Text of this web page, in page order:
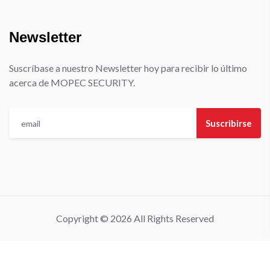
Newsletter
Suscríbase a nuestro Newsletter hoy para recibir lo último
acerca de MOPEC SECURITY.
Suscribirse
Copyright © 2026 All Rights Reserved